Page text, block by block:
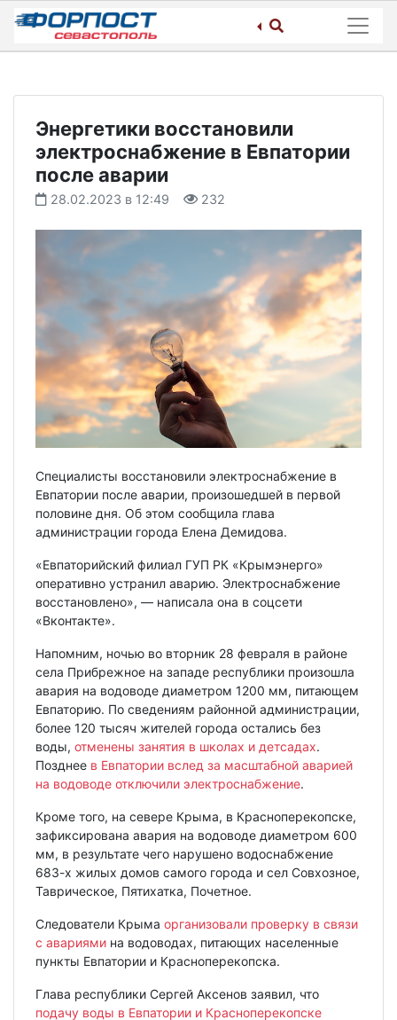
Skip
content
Энергетики восстановили
электроснабжение в Евпатории
после аварии
28.02.2023 в 12:49 232
Специалисты восстановили электроснабжение в
Евпатории после аварии, произошедшей в первой
половине дня. Об этом сообщила глава
администрации города Елена Демидова.
«Евпаторийский филиал ГУП РК «Крымэнерго»
оперативно устранил аварию. Электроснабжение
восстановлено», — написала она в соцсети
«Вконтакте».
Напомним, ночью во вторник 28 февраля в районе
села Прибрежное на западе республики произошла
авария на водоводе диаметром 1200 мм, питающем
Евпаторию. По сведениям районной администрации,
более 120 тысяч жителей города остались без
воды, отменены занятия в школах и детсадах.
Позднее в Евпатории вслед за масштабной аварией
на водоводе отключили электроснабжение.
Кроме того, на севере Крыма, в Красноперекопске,
зафиксирована авария на водоводе диаметром 600
мм, в результате чего нарушено водоснабжение
683-х жилых домов самого города и сел Совхозное,
Таврическое, Пятихатка, Почетное.
Следователи Крыма организовали проверку в связи
с авариями на водоводах, питающих населенные
пункты Евпатории и Красноперекопска.
Глава республики Сергей Аксенов заявил, что
подачу воды в Евпатории и Красноперекопске